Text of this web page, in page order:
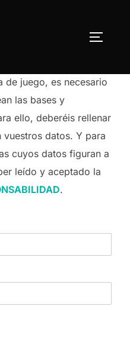
de juego, es necesario
las bases y
ello, deberéis rellenar
datos. Y para
cuyos datos figuran a
leído y aceptado la
.